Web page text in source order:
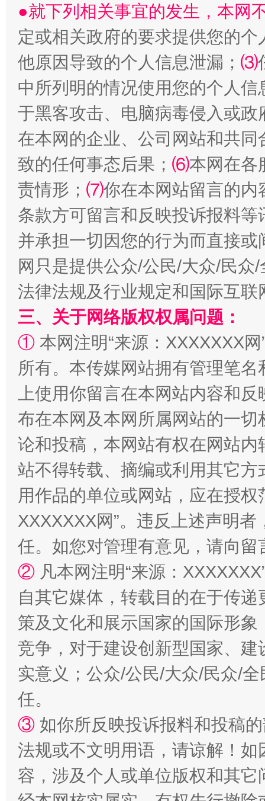
阿坝州三大球赛在茂县开幕 规模
国家大学科技园优化重塑工作
扯下公款旅游的“隐身衣” 如何以
“蜀中异人”王建安的艺术幻境
●就下列相关事宜的发生，本网
定或相关政府的要求提供您的个
他原因导致的个人信息泄漏； ⑶
中所列明的情况使用您的个人
于黑客攻击、电脑病毒侵入或
在本网的企业、公司网站和共
致的任何事态后果； ⑹本网在各
责情形； ⑺你在本网站留言的内
条款方可留言和反映投诉报料
并承担一切因您的行为而直接
网只是提供公众/公民/大众/民
法律法规及行业规定和国际互
三、关于网络版权权属问题：
① 本网注明“来源：XXXXXXX
所有。本传媒网站拥有管理笔
上使用你留言在本网站内容和
布在本网及本网所属网站的一
论和投稿，本网站有权在网站
站不得转载、摘编或利用其它
用作品的单位或网站，应在授
XXXXXXX网”。违反上述声明
任。如您对管理有意见，请向
② 凡本网注明“来源：
自其它媒体，转载目的在于传
策及文化和展示国家的国际形
竞争，对于建设创新型国家、
实意义；公众/公民/大众/民众/
任。
③ 如你所反映投诉报料和投稿
法规或不文明用语，请谅解！
容，涉及个人或单位版权和其它